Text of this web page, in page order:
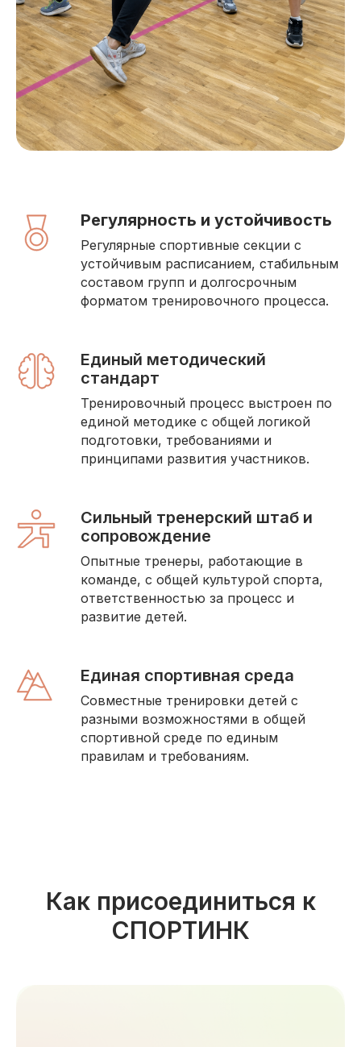
Регулярность и устойчивость
Регулярные спортивные секции с
устойчивым расписанием, стабильным
составом групп и долгосрочным
форматом тренировочного процесса.
Единый методический
стандарт
Тренировочный процесс выстроен по
единой методике с общей логикой
подготовки, требованиями и
принципами развития участников.
Сильный тренерский штаб и
сопровождение
Опытные тренеры, работающие в
команде, с общей культурой спорта,
ответственностью за процесс и
развитие детей.
Единая спортивная среда
Совместные тренировки детей с
разными возможностями в общей
спортивной среде по единым
правилам и требованиям.
Как присоединиться к
СПОРТИНК